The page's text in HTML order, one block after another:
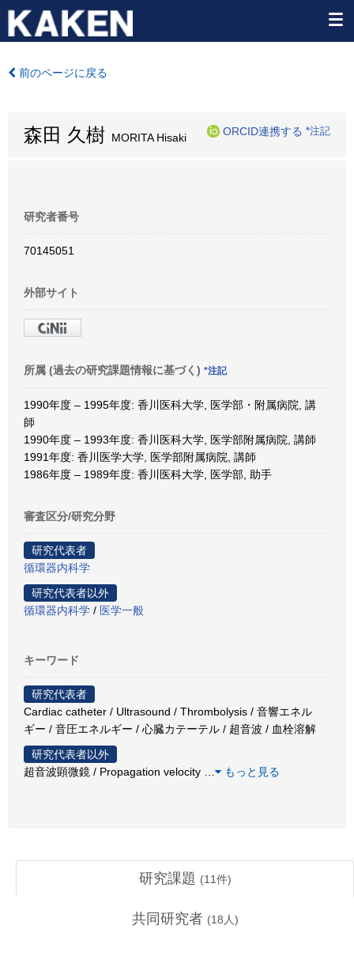
前のページに戻る
森田 久樹 MORITA Hisaki
ORCID連携する *注記
研究者番号
70145051
外部サイト
所属 (過去の研究課題情報に基づく) *注記
1990年度 – 1995年度: 香川医科大学, 医学部・附属病院, 講
師
1990年度 – 1993年度: 香川医科大学, 医学部附属病院, 講師
1991年度: 香川医学大学, 医学部附属病院, 講師
1986年度 – 1989年度: 香川医科大学, 医学部, 助手
審査区分/研究分野
研究代表者
循環器内科学
研究代表者以外
循環器内科学 / 医学一般
キーワード
研究代表者
Cardiac catheter / Ultrasound / Thrombolysis / 音響エネル
ギー / 音圧エネルギー / 心臓カテーテル / 超音波 / 血栓溶解
研究代表者以外
超音波顕微鏡 / Propagation velocity
もっと見る
研究課題 (11件)
共同研究者 (18 人)